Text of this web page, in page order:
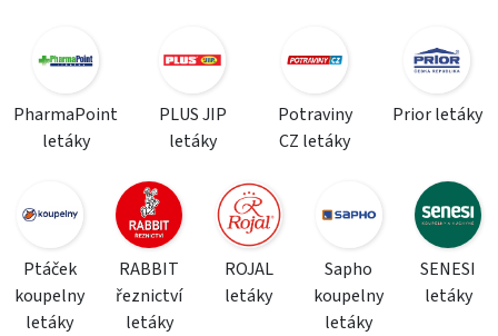
PharmaPoint
letáky
PLUS JIP
letáky
Potraviny
CZ letáky
Prior letáky
Ptáček
koupelny
letáky
RABBIT
řeznictví
letáky
ROJAL
letáky
Sapho
koupelny
letáky
SENESI
letáky